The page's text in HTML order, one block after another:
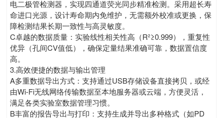
电二极管检测器，实现四通道荧光同步精准检测。采用超长寿
命进口光源，设计寿命期内免维护，无需额外校准或更换，保
障检测结果长期一致性与高灵敏度。
C卓越的数据质量：实验线性相关性高（R²≥0.999），重复性
优异（孔间CV值低），确保定量结果准确可靠，数据置信度
高。
3.高效便捷的数据与输出管理
A多重数据导出方式：支持通过USB存储设备直接拷贝，或经
由Wi-Fi无线网络传输数据至本地服务器或云端，方便灵活，
满足各类实验室数据管理习惯。
B丰富的报告导出与打印：支持生成并导出多种格式（如PD